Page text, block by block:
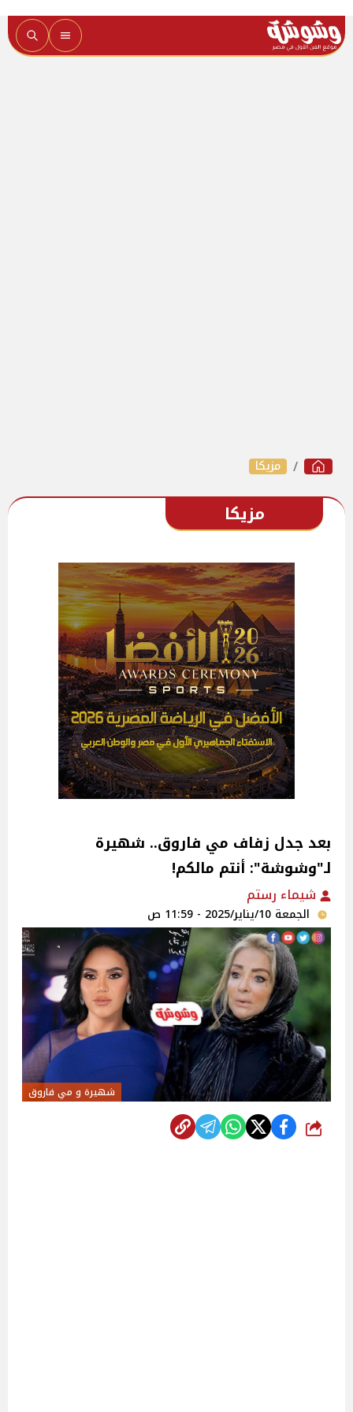
مزيكا
مزيكا
بعد جدل زفاف مي فاروق.. شهيرة
لـ"وشوشة": أنتم مالكم!
شيماء رستم
الجمعة 10/يناير/2025 - 11:59 ص
شهيرة و مي فاروق
شارك